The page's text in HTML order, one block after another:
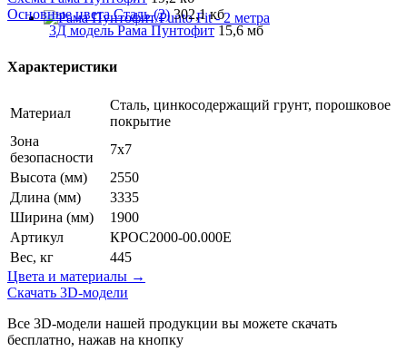
Основные цвета Сталь (2) 302,1 кб
3Д модель Рама Пунтофит 15,6 мб
Характеристики
Материал
Сталь, цинкосодержащий грунт, порошковое
покрытие
Зона
безопасности
7x7
Высота (мм)
2550
Длина (мм)
3335
Ширина (мм)
1900
Артикул
КРОС2000-00.000Е
Вес, кг
445
Цвета и материалы →
Скачать 3D-модели
Все 3D-модели нашей продукции вы можете скачать
бесплатно, нажав на кнопку